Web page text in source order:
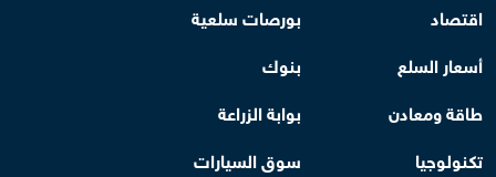
اقتصاد
بورصات سلعية
أسعار السلع
بنوك
طاقة ومعادن
بوابة الزراعة
تكنولوجيا
سوق السيارات